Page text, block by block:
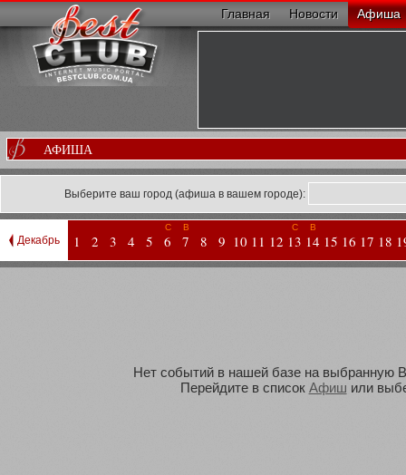
Главная Новости Афиша
АФИША
Выберите ваш город (афиша в вашем городе):
Декабрь 1 2 3 4 5
С
6
В
7 8 9 10 11 12
С
13
В
14 15 16 17 18
Нет событий в нашей базе на выбранную
Перейдите в список Афиш или